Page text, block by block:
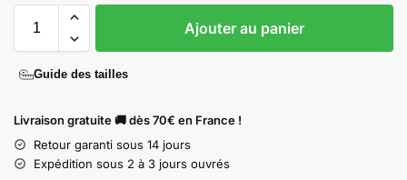
Ajouter au panier
Guide des tailles
Livraison gratuite 🚚 dès 70€ en France !
Retour garanti sous 14 jours
Expédition sous 2 à 3 jours ouvrés